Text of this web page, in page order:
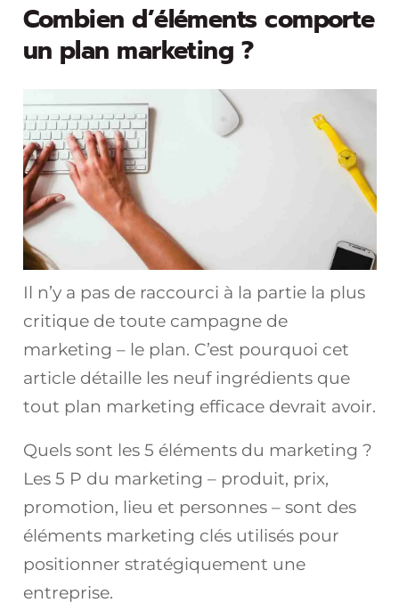
Combien d’éléments comporte
un plan marketing ?
Il n’y a pas de raccourci à la partie la plus
critique de toute campagne de
marketing – le plan. C’est pourquoi cet
article détaille les neuf ingrédients que
tout plan marketing efficace devrait avoir.
Quels sont les 5 éléments du marketing ?
Les 5 P du marketing – produit, prix,
promotion, lieu et personnes – sont des
éléments marketing clés utilisés pour
positionner stratégiquement une
entreprise.